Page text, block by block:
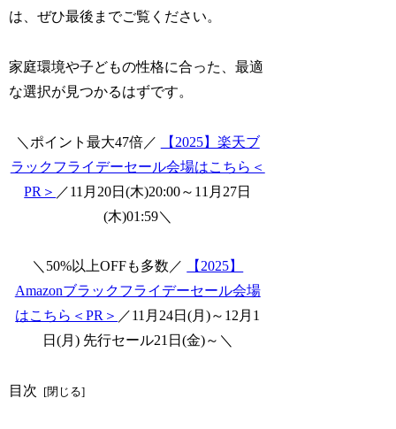
は、ぜひ最後までご覧ください。
家庭環境や子どもの性格に合った、最適
な選択が見つかるはずです。
＼ポイント最大47倍／
【2025】楽天ブ
ラックフライデーセール会場はこちら＜
PR＞ ／11月20日(木)20:00～11月27日
(木)01:59＼
＼50%以上OFFも多数／
【2025】
Amazonブラックフライデーセール会場
はこちら＜PR＞ ／11月24日(月)～12月1
日(月) 先行セール21日(金)～＼
目次